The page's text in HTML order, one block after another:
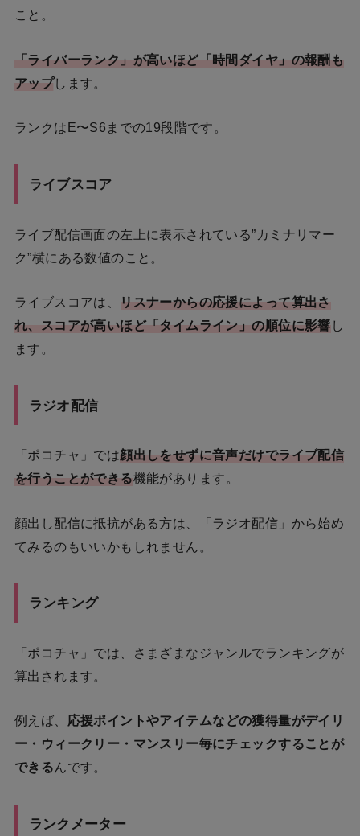
こと。
「ライバーランク」が高いほど「時間ダイヤ」の報酬も
アップします。
ランクはE〜S6までの19段階です。
ライブスコア
ライブ配信画面の左上に表示されている”カミナリマー
ク”横にある数値のこと。
ライブスコアは、
リスナーからの応援によって算出さ
れ、スコアが高いほど「タイムライン」の順位に影響 し
ます。
ラジオ配信
「ポコチャ」では顔出しをせずに音声だけでライブ配信
を行うことができる機能があります。
顔出し配信に抵抗がある方は、「ラジオ配信」から始め
てみるのもいいかもしれません。
ランキング
「ポコチャ」では、さまざまなジャンルでランキングが
算出されます。
例えば、 応援ポイントやアイテムなどの獲得量がデイリ
ー・ウィークリー・マンスリー毎にチェックすることが
できるんです。
ランクメーター